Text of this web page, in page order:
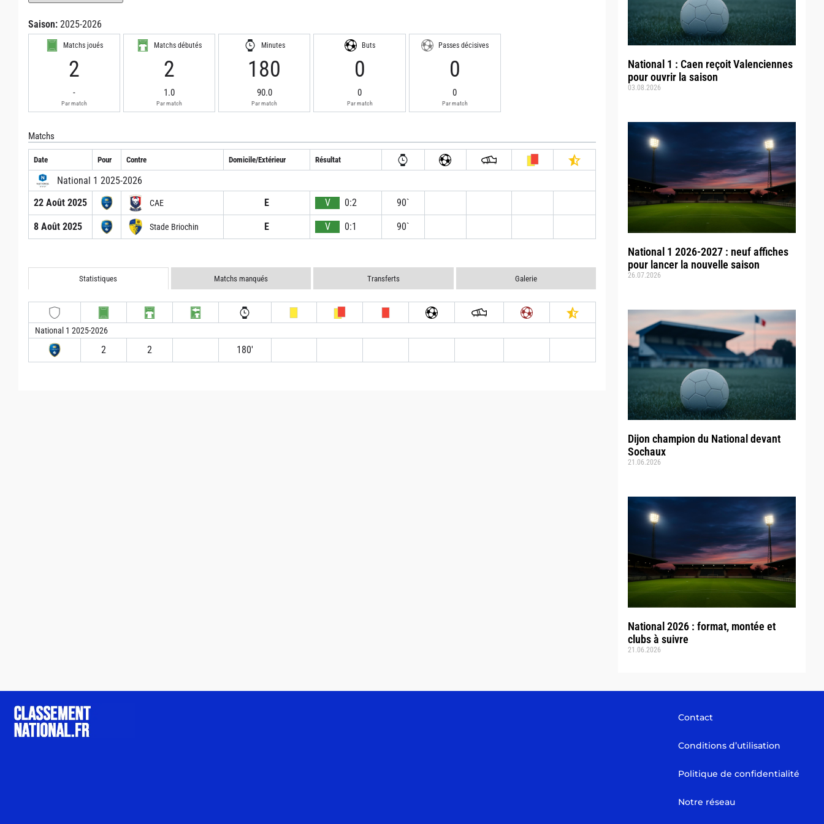
National 1 : Caen reçoit Valenciennes
pour ouvrir la saison
03.08.2026
National 1 2026-2027 : neuf affiches
pour lancer la nouvelle saison
26.07.2026
Dijon champion du National devant
Sochaux
21.06.2026
National 2026 : format, montée et
clubs à suivre
21.06.2026
Saison: 2025-2026
Matchs joués
2
-
Par match
Matchs débutés
2
1.0
Par match
Minutes
180
90.0
Par match
Buts
0
0
Par match
Passes décisives
0
0
Par match
Matchs
Date Pour Contre Domicile/Extérieur Résultat
National 1 2025-2026
22 Août 2025
CAE E V 0:2 90`
8 Août 2025 Stade Briochin E V 0:1 90`
Statistiques Matchs manqués Transferts Galerie
National 1 2025-2026
2 2 180′
Contact
Conditions d’utilisation
Politique de confidentialité
Notre réseau